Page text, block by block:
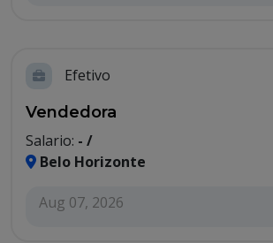
Efetivo
Vendedora
Salario: - /
Belo Horizonte
Aug 07, 2026